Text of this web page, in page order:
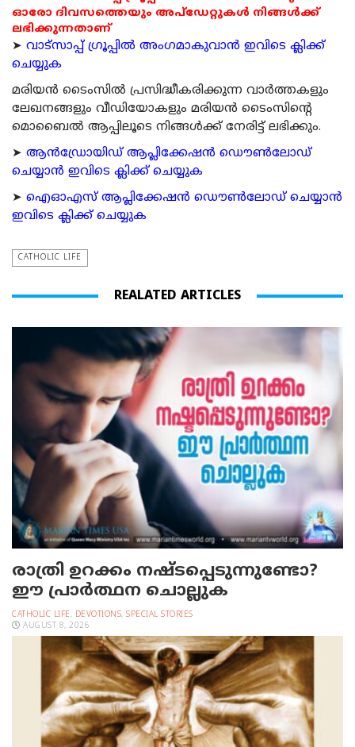
ഓരോ ദിവസത്തെയും അപ്ഡേറ്റുകൾ നിങ്ങൾക്ക്
ലഭിക്കുന്നതാണ്
➤ വാട്സാപ്പ് ഗ്രൂപ്പിൽ അംഗമാകുവാൻ ഇവിടെ ക്ലിക്ക്
ചെയ്യുക
മരിയന്‍ ടൈംസില്‍ പ്രസിദ്ധീകരിക്കുന്ന വാര്‍ത്തകളും
ലേഖനങ്ങളും വീഡിയോകളും മരിയന്‍ ടൈംസിന്റെ
മൊബൈല്‍ ആപ്പിലൂടെ നിങ്ങള്‍ക്ക് നേരിട്ട് ലഭിക്കും.
➤ ആന്‍ഡ്രോയിഡ് ആപ്ലിക്കേഷന്‍ ഡൌണ്‍ലോഡ്
ചെയ്യാന്‍ ഇവിടെ ക്ലിക്ക് ചെയ്യുക
➤ ഐഓഎസ് ആപ്ലിക്കേഷന്‍ ഡൌണ്‍ലോഡ് ചെയ്യാന്‍
ഇവിടെ ക്ലിക്ക് ചെയ്യുക
CATHOLIC LIFE
REALATED ARTICLES
രാത്രി ഉറക്കം നഷ്ടപ്പെടുന്നുണ്ടോ?
ഈ പ്രാര്‍ത്ഥന ചൊല്ലുക
CATHOLIC LIFE, DEVOTIONS, SPECIAL STORIES
AUGUST 8, 2026